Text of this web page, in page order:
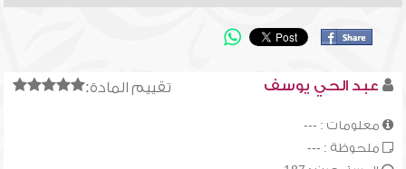
تقييم المادة: عبد الحي يوسف
معلومات : ---
ملحوظة : ---